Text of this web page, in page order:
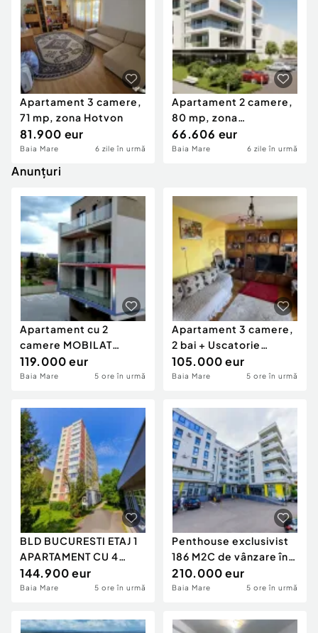
Apartament 3 camere,
71 mp, zona Hotvon
81.900 eur
Baia Mare 6 zile în urmă
Apartament 2 camere,
80 mp, zona
Depozitelor
66.606 eur
Baia Mare 6 zile în urmă
Anunțuri
Apartament cu 2
camere MOBILAT
UTILAT de vânzare în
zon...
119.000 eur
Baia Mare 5 ore în urmă
Apartament 3 camere,
2 bai + Uscatorie
intabulata | Comis...
105.000 eur
Baia Mare 5 ore în urmă
BLD BUCURESTI ETAJ 1
APARTAMENT CU 4
CAMERE DE VANZARE
144.900 eur
Baia Mare 5 ore în urmă
Penthouse exclusivist
186 M2C de vânzare în
zona Centra...
210.000 eur
Baia Mare 5 ore în urmă